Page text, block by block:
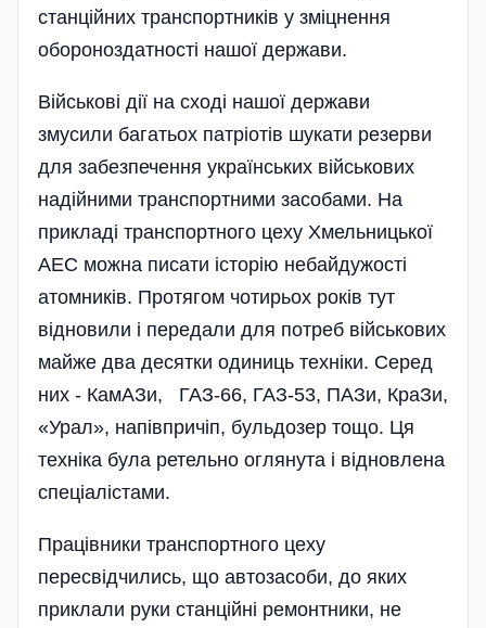
станційних транспортників у зміцнення
обороноздатності нашої держави.
Військові дії на сході нашої держави
змусили багатьох патріотів шукати резерви
для забезпечення українських військових
надійними транспортними засобами. На
прикладі транспортного цеху Хмельницької
АЕС можна писати історію небайдужості
атомників. Протягом чотирьох років тут
відновили і передали для потреб військових
майже два десятки одиниць техніки. Серед
них - КамАЗи, ГАЗ-66, ГАЗ-53, ПАЗи, КраЗи,
«Урал», напівпричіп, бульдозер тощо. Ця
техніка була ретельно оглянута і відновлена
спеціалістами.
Працівники транспортного цеху
пересвідчились, що автозасоби, до яких
приклали руки станційні ремонтники, не